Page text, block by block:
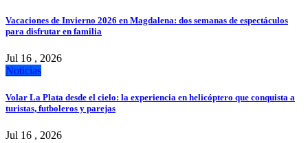
Vacaciones de Invierno 2026 en Magdalena: dos semanas de espectáculos
para disfrutar en familia
Jul 16 , 2026
Noticias
Volar La Plata desde el cielo: la experiencia en helicóptero que conquista a
turistas, futboleros y parejas
Jul 16 , 2026